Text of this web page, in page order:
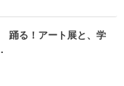
る！アート展と、学